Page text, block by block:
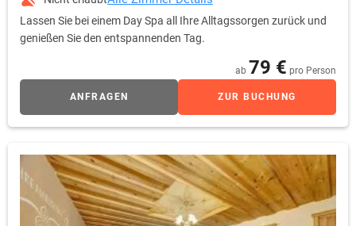
Lassen Sie bei einem Day Spa all Ihre Alltagssorgen zurück und
genießen Sie den entspannenden Tag.
ab 79 € pro Person
ANFRAGEN ZUR BUCHUNG